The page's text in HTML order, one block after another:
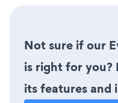
Not sure if our
is right for you?
its features and